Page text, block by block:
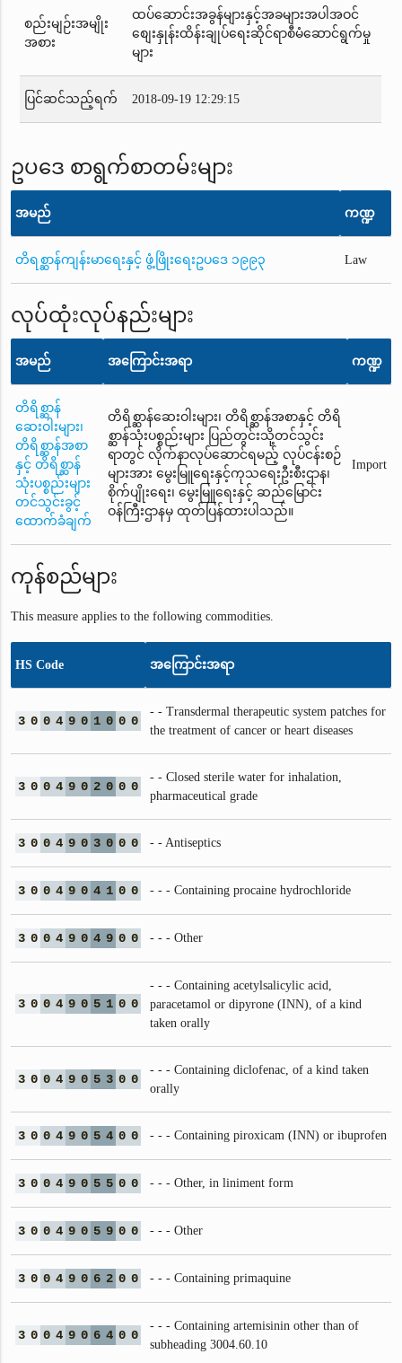
စည်းမျဉ်းအမျိုး
အစား
ထပ်ဆောင်းအခွန်များနှင့်အခများအပါအဝင်
စျေးနှုန်းထိန်းချုပ်ရေးဆိုင်ရာစီမံဆောင်ရွက်မှု
များ
ပြင်ဆင်သည့်ရက် 2018-09-19 12:29:15
ဥပဒေ စာရွက်စာတမ်းများ
အမည် ကဏ္ဍ
တိရစ္ဆာန်ကျန်းမာရေးနှင့် ဖွံ့ဖြိုးရေးဥပဒေ ၁၉၉၃ Law
လုပ်ထုံးလုပ်နည်းများ
အမည် အကြောင်းအရာ ကဏ္ဍ
တိရိစ္ဆာန်
ဆေးဝါးများ၊
တိရိစ္ဆာန်အစာ
နှင့် တိရိစ္ဆာန်
သုံးပစ္စည်းများ
တင်သွင်းခွင့်
ထောက်ခံချက်
တိရိစ္ဆာန်ဆေးဝါးများ၊ တိရိစ္ဆာန်အစာနှင့် တိရိ
စ္ဆာန်သုံးပစ္စည်းများ ပြည်တွင်းသို့တင်သွင်း
ရာတွင် လိုက်နာလုပ်ဆောင်ရမည့် လုပ်ငန်းစဉ်
များအား မွေးမြူရေးနှင့်ကုသရေးဦးစီးဌာန၊
စိုက်ပျိုးရေး၊ မွေးမြူရေးနှင့် ဆည်မြောင်း
ဝန်ကြီးဌာနမှ ထုတ်ပြန်ထားပါသည်။
Import
ကုန်စည်များ
This measure applies to the following commodities.
HS Code အကြောင်းအရာ
3 0 0 4 9 0 1 0 0 0
- - Transdermal therapeutic system patches for
the treatment of cancer or heart diseases
3 0 0 4 9 0 2 0 0 0
- - Closed sterile water for inhalation,
pharmaceutical grade
3 0 0 4 9 0 3 0 0 0 - - Antiseptics
3 0 0 4 9 0 4 1 0 0 - - - Containing procaine hydrochloride
3 0 0 4 9 0 4 9 0 0 - - - Other
3 0 0 4 9 0 5 1 0 0
- - - Containing acetylsalicylic acid,
paracetamol or dipyrone (INN), of a kind
taken orally
3 0 0 4 9 0 5 3 0 0
- - - Containing diclofenac, of a kind taken
orally
3 0 0 4 9 0 5 4 0 0 - - - Containing piroxicam (INN) or ibuprofen
3 0 0 4 9 0 5 5 0 0 - - - Other, in liniment form
3 0 0 4 9 0 5 9 0 0 - - - Other
3 0 0 4 9 0 6 2 0 0 - - - Containing primaquine
3 0 0 4 9 0 6 4 0 0
- - - Containing artemisinin other than of
subheading 3004.60.10